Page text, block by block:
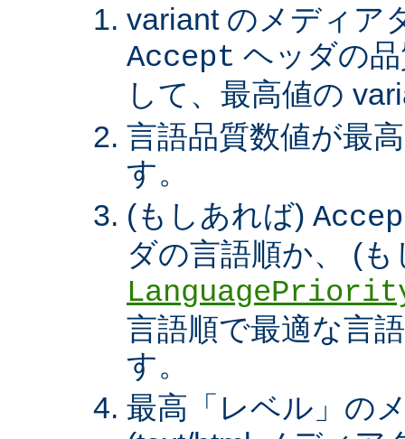
variant のメディア
Accept ヘッダの
して、最高値の
言語品質数値が最
す。
(もしあれば)
ダの言語順か、 (
言語順で最適な言
す。
最高「レベル」の